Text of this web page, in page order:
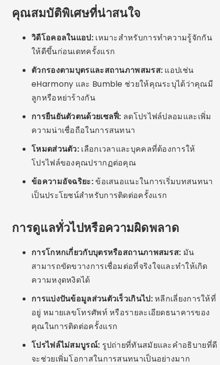
การโกหกเกี่ยวกับบุตรหรือสถานภาพสมรส:
สามารถขัดขวางการเชื่อมต่อที่จริงใจและทำให้เกิด
ความหงุดหงิดได้
การแบ่งปันข้อมูลส่วนตัวเร็วเกินไป:
อยู่ หมายเลขโทรศัพท์ หรือรายละเอียดธนาคารของ
คุณในการติดต่อครั้งแรก
โปรไฟล์ไม่สมบูรณ์:
จะช่วยเพิ่มโอกาสในการสนทนาเป็นอย่างมาก
ความอดทนต่ำ:ความสัมพันธ์ที่แท้จริงต้องใช้เวลาถึง
จะเกิดขึ้น แม้จะอยู่ในสภาพแวดล้อมดิจิทัลก็ตาม
ทางเลือกที่น่าสนใจ
มิตรภาพและการพูดคุย
กิจกรรมในสถานที่:เมืองต่างๆ หลายแห่งจัดกิจกรรม
พบปะสำหรับผู้ใหญ่โสดหรือผู้ปกครองเลี้ยงเดี่ยว โดย
เน้นที่การมีปฏิสัมพันธ์กันอย่างสบายใจและเคารพซึ่ง
การใช้งานในพื้นที่:บางประเทศเสนอแอพสำหรับกลุ่ม
ผู้สูงอายุโดยเฉพาะโดยเน้นด้านวัฒนธรรมและศาสนา
คำถามที่พบบ่อย (FAQ)